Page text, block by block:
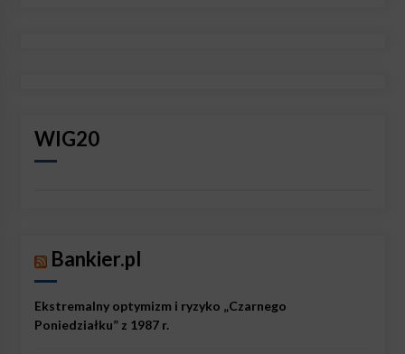
WIG20
Bankier.pl
Ekstremalny optymizm i ryzyko „Czarnego
Poniedziałku” z 1987 r.